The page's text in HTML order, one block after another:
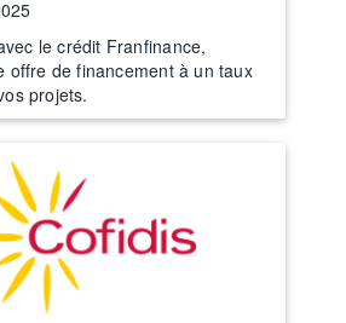
le crédit Franfinance,
offre de financement à un taux
projets.